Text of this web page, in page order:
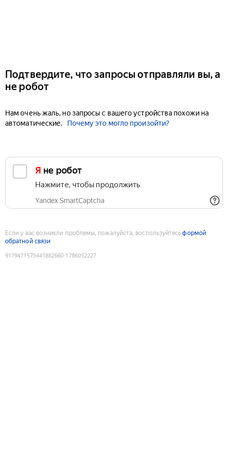
Подтвердите, что запросы отправляли вы, а
не робот
Нам очень жаль, но запросы с вашего устройства похожи на
автоматические.
Почему это могло произойти?
Я не робот
Нажмите, чтобы продолжить
Yandex SmartCaptcha
Если у вас возникли проблемы, пожалуйста, воспользуйтесьформой
обратной связи
9179471575441882660:1786052227